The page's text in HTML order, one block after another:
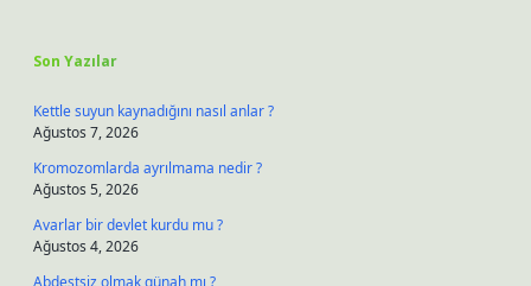
Son Yazılar
Kettle suyun kaynadığını nasıl anlar ?
Ağustos 7, 2026
Kromozomlarda ayrılmama nedir ?
Ağustos 5, 2026
Avarlar bir devlet kurdu mu ?
Ağustos 4, 2026
Abdestsiz olmak günah mı ?